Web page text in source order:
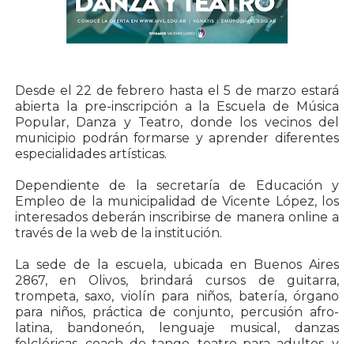
Desde el 22 de febrero hasta el 5 de marzo estará
abierta la pre-inscripción a la Escuela de Música
Popular, Danza y Teatro, donde los vecinos del
municipio podrán formarse y aprender diferentes
especialidades artísticas.
Dependiente de la secretaría de Educación y
Empleo de la municipalidad de Vicente López, los
interesados deberán inscribirse de manera online a
través de la web de la institución.
La sede de la escuela, ubicada en Buenos Aires
2867, en Olivos, brindará cursos de guitarra,
trompeta, saxo, violín para niños, batería, órgano
para niños, práctica de conjunto, percusión afro-
latina, bandoneón, lenguaje musical, danzas